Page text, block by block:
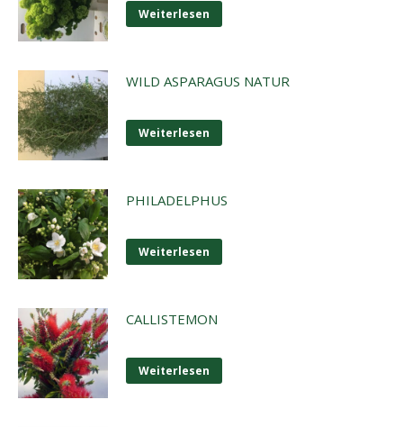
Weiterlesen
WILD ASPARAGUS NATUR
Weiterlesen
PHILADELPHUS
Weiterlesen
CALLISTEMON
Weiterlesen